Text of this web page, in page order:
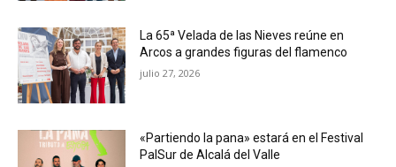
La 65ª Velada de las Nieves reúne en
Arcos a grandes figuras del flamenco
julio 27, 2026
«Partiendo la pana» estará en el Festival
PalSur de Alcalá del Valle